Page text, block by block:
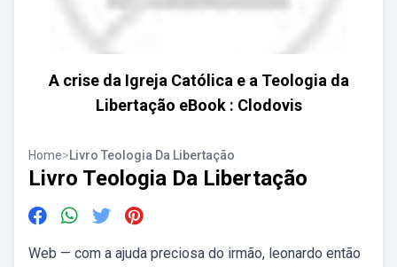
A crise da Igreja Católica e a Teologia da
Libertação eBook : Clodovis
Home>Livro Teologia Da Libertação
Livro Teologia Da Libertação
Web — com a ajuda preciosa do irmão, leonardo então